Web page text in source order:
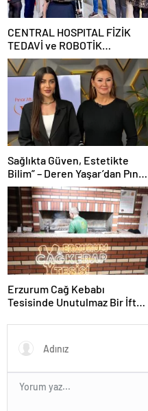
CENTRAL HOSPITAL FİZİK
TEDAVİ ve ROBOTİK
REHABİLİTASYON MERKEZİ
AÇILDI
Sağlıkta Güven, Estetikte
Bilim” – Deren Yaşar’dan Pınar
Altuğ’un Programında Çarpıcı
Açıklamalar
Erzurum Cağ Kebabı
Tesisinde Unutulmaz Bir İftar